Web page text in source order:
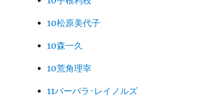
10松原美代子
10森一久
10荒角理宰
11バーバラ･レイノルズ